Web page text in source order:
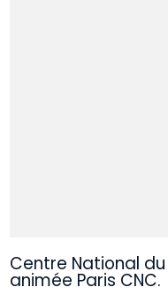
Centre National
animée Paris CNC.